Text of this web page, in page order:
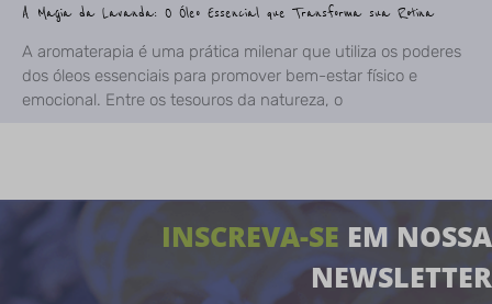
A Magia da Lavanda: O Óleo Essencial que Transforma sua Rotina
A aromaterapia é uma prática milenar que utiliza os poderes
dos óleos essenciais para promover bem-estar físico e
emocional. Entre os tesouros da natureza, o
INSCREVA-SE EM NOSSA
NEWSLETTER